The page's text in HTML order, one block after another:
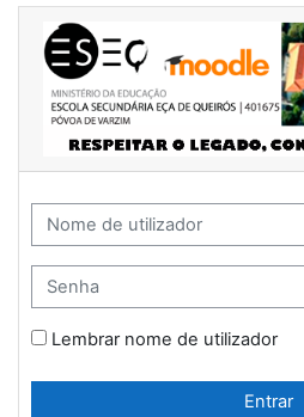
Ir para o conteúdo principal
Escola Sec. Eça de
Nome de utilizador
Senha
Lembrar nome de utilizador
Entrar